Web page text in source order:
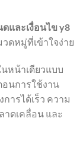
และเงื่อนไข y8
ดหมู่ที่เข้าใจง่าย
หน้าเดียวแบบ
นการใช้งาน
ารได้เร็ว ความ
ดเคลื่อน และ